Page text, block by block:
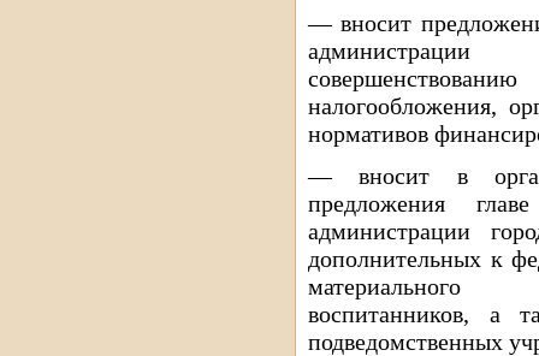
— вносит
налогообложения,
нормативов
— вносит в
предложения
администрации
дополнительных к
материального
воспитанников, а
подведомственных